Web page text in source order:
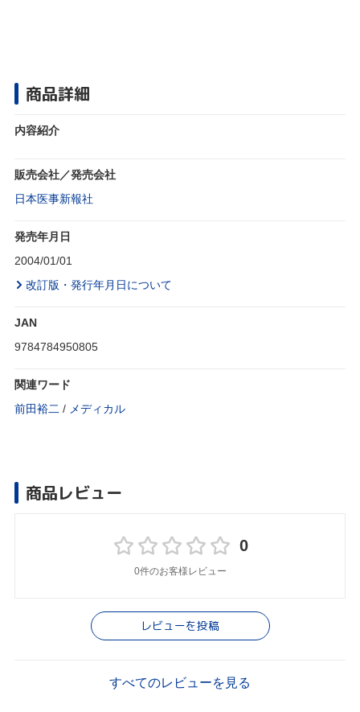
商品詳細
内容紹介
販売会社／発売会社
日本医事新報社
発売年月日
2004/01/01
改訂版・発行年月日について
JAN
9784784950805
関連ワード
前田裕二 / メディカル
商品レビュー
0
0件のお客様レビュー
レビューを投稿
すべてのレビューを見る